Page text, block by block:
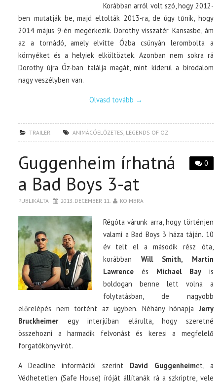
Korábban arról volt szó, hogy 2012-
ben mutatják be, majd eltolták 2013-ra, de úgy tűnik, hogy
2014 május 9-én megérkezik. Dorothy visszatér Kansasbe, ám
az a tornádó, amely elvitte Ózba csúnyán lerombolta a
környéket és a helyiek elköltöztek. Azonban nem sokra rá
Dorothy újra Óz-ban találja magát, mint kiderül a birodalom
nagy veszélyben van.
Olvasd tovább →
TRAILER ANIMÁCÓELŐZETES LEGENDS OF OZ
0
Guggenheim írhatná
a Bad Boys 3-at
PUBLIKÁLTA 2013. DECEMBER 11. KOIMBRA
Régóta várunk arra, hogy történjen
valami a Bad Boys 3 háza táján. 10
év telt el a második rész óta,
korábban Will Smith, Martin
Lawrence és Michael Bayis
boldogan benne lett volna a
folytatásban, de nagyobb
előrelépés nem történt az ügyben. Néhány hónapja Jerry
Bruckheimeregy interjúban elárulta, hogy szeretné
összehozni a harmadik felvonást és keresi a megfelelő
forgatókönyvírót.
A Deadline információi szerint David Guggenheimet, a
Védhetetlen (Safe House) íróját állítanák rá a szkriptre, vele